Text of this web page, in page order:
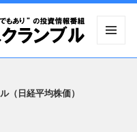
（日経平均株価）